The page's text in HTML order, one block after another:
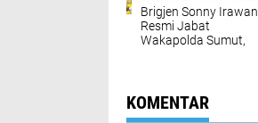
Brigjen Sonny Irawan
Resmi Jabat
Wakapolda Sumut,
KOMENTAR